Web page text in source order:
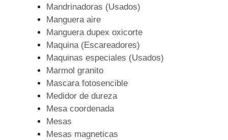
Mandrinadoras (Usados)
Manguera aire
Manguera dupex oxicorte
Maquina (Escareadores)
Maquinas especiales (Usados)
Marmol granito
Mascara fotosencible
Medidor de dureza
Mesa coordenada
Mesas
Mesas magneticas